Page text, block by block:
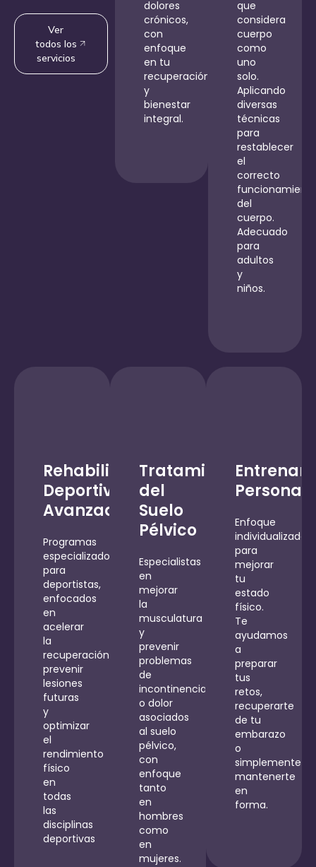
Ver
todos los
servicios
dolores
crónicos,
con
enfoque
en tu
recuperación
y
bienestar
integral.
que
considera
cuerpo
como
uno
solo.
Aplicando
diversas
técnicas
para
restablecer
el
correcto
del
cuerpo.
Adecuado
para
adultos
y
niños.
Rehabilitación
Deportiva
Avanzada
Programas
especializados
para
deportistas,
enfocados
en
acelerar
la
recuperación,
prevenir
lesiones
futuras
y
optimizar
el
rendimiento
físico
en
todas
las
disciplinas
deportivas
Tratamiento
del
Suelo
Pélvico
Especialistas
en
mejorar
la
musculatura
y
prevenir
problemas
de
incontinencia
o dolor
asociados
al suelo
pélvico,
con
enfoque
tanto
en
hombres
como
en
mujeres.
Personal
Enfoque
individualizado
para
mejorar
tu
estado
físico.
Te
ayudamos
a
preparar
tus
retos,
recuperarte
de tu
embarazo
o
simplemente
mantenerte
en
forma.